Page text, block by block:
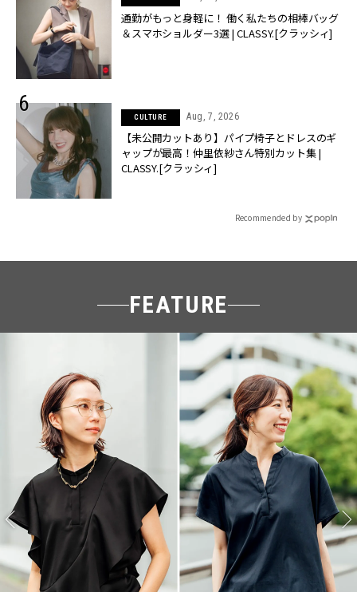
通勤がもっと身軽に！ 働く私たちの相棒バッグ
＆スマホショルダー3選 | CLASSY.[クラッシィ]
CULTURE Aug, 7, 2026
【未公開カットあり】パイプ椅子とドレスのギ
ャップが最高！仲里依紗さん特別カット集 |
CLASSY.[クラッシィ]
Recommended by
FEATURE